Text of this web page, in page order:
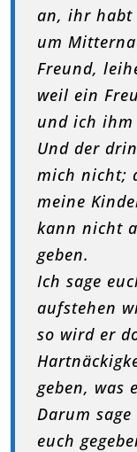
an, ihr habt
um
Freund,
weil ein
und ich ihm
Und der
mich nicht;
meine
kann nicht
geben.
Ich sage
aufstehen
so wird er
geben, was
Darum
euch